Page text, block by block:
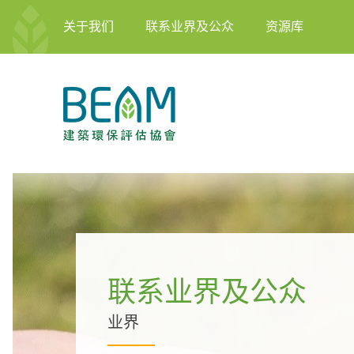
关于我们 联系业界及公众 资源库
联系业界及公众
业界